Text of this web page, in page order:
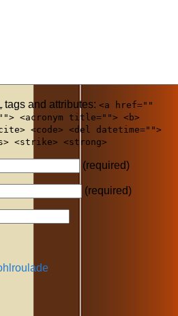
tags and attributes: <a href=""
<acronym title=""> <b>
<code> <del datetime="">
<strike> <strong>
(required)
(required)